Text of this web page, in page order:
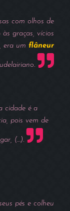
com olhos de
às graças, vícios
era um flâneur
cidade é a
pois vem de
(…).
pés e colheu